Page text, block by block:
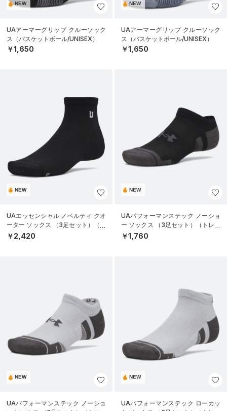
NEW
UAアーマーグリップ クルーソック
ス（バスケットボール/UNISEX）
￥1,650
NEW
UAアーマーグリップ クルーソック
ス（バスケットボール/UNISEX）
￥1,650
NEW
UAエッセンシャル ノベルティ クオ
ーター ソックス （3足セット）（ラ
イフスタイル/UNISEX）
￥2,420
NEW
UAパフォーマンステック ノーショ
ー ソックス （3足セット）（トレー
ニング/UNISEX）
￥1,760
NEW
UAパフォーマンステック ノーショ
NEW
UAパフォーマンステック ローカッ